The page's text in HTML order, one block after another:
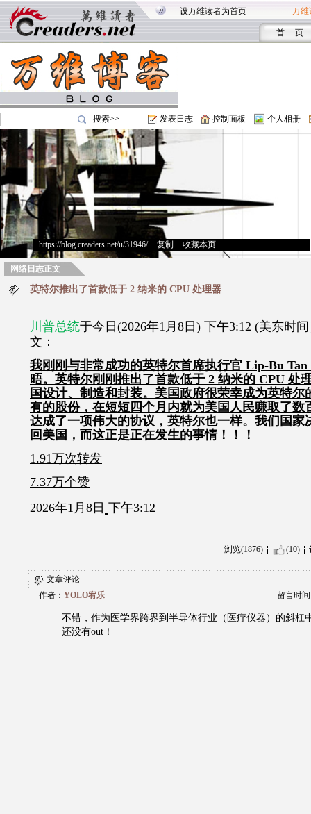
设万维读者为首页 万维
首 页
搜索>> 发表日志 控制面板 个人相册
https://blog.creaders.net/u/31946/> 复制 收藏本页
网络日志正文
英特尔推出了首款低于 2 纳米的 CPU 处理器
川普总统于今日 (2026年1 月 8 日 ) 下午3:12 (美东时
文：
我刚刚与非常成功的英特尔首席执行官 Lip-Bu Tan
晤。英特尔刚刚推出了首款低于 2 纳米的 CPU 处
国设计、制造和封装。美国政府很荣幸成为英特尔
有的股份，在短短四个月内就为美国人民赚取了数
达成了一项伟大的协议，英特尔也一样。我们国家
回美国，而这正是正在发生的事情！！！
1.91万次转发
7.37万个赞
2026年1 月 8 日 下午3:12
浏览(1876) (10)
文章评论
作者： YOLO宥乐 留言时间
不错，作为医学界跨界到半导体行业（医疗仪器）的斜杠
还没有out！